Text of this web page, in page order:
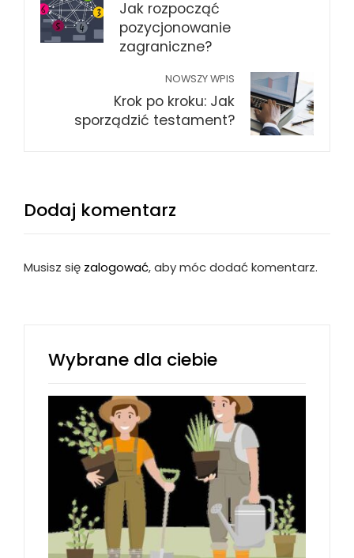
Jak rozpocząć
pozycjonowanie
zagraniczne?
NOWSZY WPIS
Krok po kroku: Jak
sporządzić testament?
Dodaj komentarz
Musisz się zalogować, aby móc dodać komentarz.
Wybrane dla ciebie